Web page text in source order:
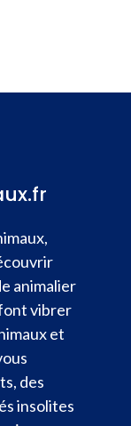
animalier
vibrer
et
des
insolites